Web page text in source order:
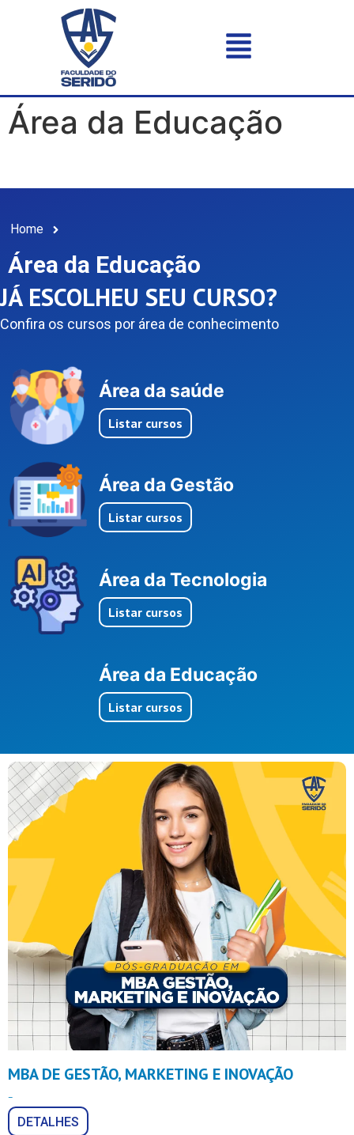
Área da Educação
Home
Área da Educação
JÁ ESCOLHEU SEU CURSO?
Confira os cursos por área de conhecimento
Área da saúde
Listar cursos
Área da Gestão
Listar cursos
Área da Tecnologia
Listar cursos
Área da Educação
Listar cursos
MBA DE GESTÃO, MARKETING E INOVAÇÃO
–
DETALHES